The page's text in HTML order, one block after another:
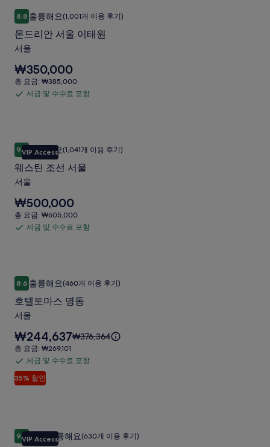
한
자
세
정
보
를
확
요.
함
몬
드
리
안
서
울
사
진
갤
러
리
8.810점 만점 중 8.8점, 훌륭해요, (1,001개 이용 후기)
훌륭해요(1,001개 이용 후기)
몬드리안 서울 이태원
서울
요
금
은
₩350,000
₩350,000
총
요
총 요금: ₩385,000
세
수
료
포
세금 및 수수료 포함
몬드리안 서울 이태원
웨
스
틴
조
선
서
갤
러
리
VIP Access
9.610점 만점 중 9.6점, 최고예요, (1,041개 이용 후기)
최고예요(1,041개 이용 후기)
웨스틴 조선 서울
서울
요
금
은
₩500,000
₩500,000
총
요
총 요금: ₩605,000
세
수
료
포
세금 및 수수료 포함
웨스틴 조선 서울
호
텔
토
마
스
명
동
사
러
8.610점 만점 중 8.6점, 훌륭해요, (460개 이용 후기)
훌륭해요(460개 이용 후기)
호텔토마스 명동
서울
35% 할인
요
금
은
₩244,637
입
니
₩244,637요
은
금
₩376,364
총
요
금:
₩269,101
총 요금: ₩269,101
세
금
료
세금 및 수수료 포함
호텔토마스 명동
앰
VIP Access
9.210점 만점 중 9.2점, 매우 훌륭해요, (630개 이용 후기)
매우 훌륭해요(630개 이용 후기)
앰배서더 서울풀만호텔